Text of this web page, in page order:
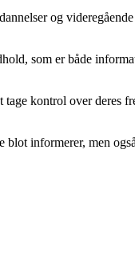
og
som er både
kontrol over deres
informerer, men